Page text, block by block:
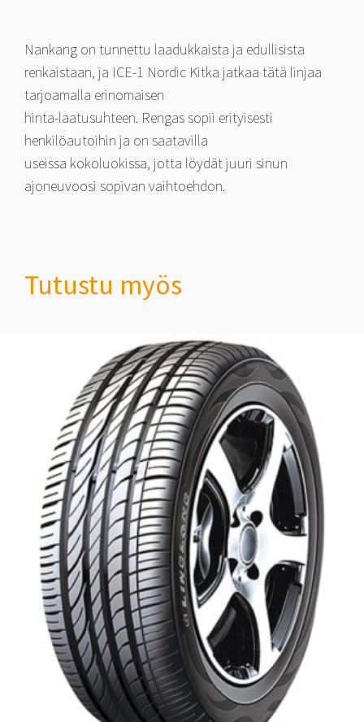
Nankang on tunnettu laadukkaista ja edullisista
renkaistaan, ja ICE-1 Nordic Kitka jatkaa tätä linjaa
tarjoamalla erinomaisen
hinta-laatusuhteen. Rengas sopii erityisesti
henkilöautoihin ja on saatavilla
useissa kokoluokissa, jotta löydät juuri sinun
ajoneuvoosi sopivan vaihtoehdon.
Tutustu myös